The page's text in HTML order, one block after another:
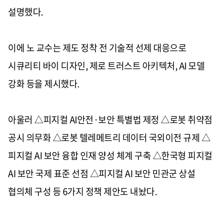
설명했다.
이에 노 교수는 제도 정착 전 기술적 선제 대응으로
시큐리티 바이 디자인, 제로 트러스트 아키텍처, AI 모델
강화 등을 제시했다.
아울러 △피지컬 AI안전·보안 특별법 제정 △로봇 취약점
공시 의무화 △로봇 텔레메트리 데이터 국외이전 규제 △
피지컬 AI 보안 융합 인재 양성 체계 구축 △한국형 피지컬
AI 보안 국제 표준 선점 △피지컬 AI 보안 민관군 상설
협의체 구성 등 6가지 정책 제안도 내놨다.